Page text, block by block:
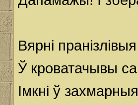
Вярнi
Ў кроватачывы
Iмкнi ў